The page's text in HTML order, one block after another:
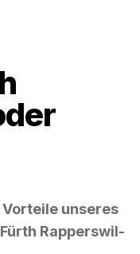
unseres
Rapperswil-